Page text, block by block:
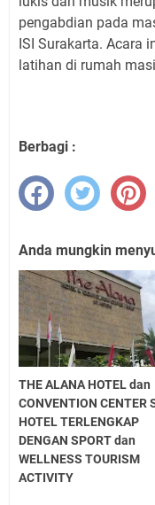
pengabdian pada
ISI Surakarta. Acara
latihan di rumah
Berbagi :
Anda mungkin
THE ALANA HOTEL dan
CONVENTION CENTER
HOTEL TERLENGKAP
DENGAN SPORT dan
WELLNESS TOURISM
ACTIVITY